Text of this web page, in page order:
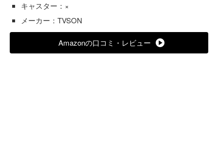
キャスター：×
メーカー：TVSON
Amazonの口コミ・レビュー